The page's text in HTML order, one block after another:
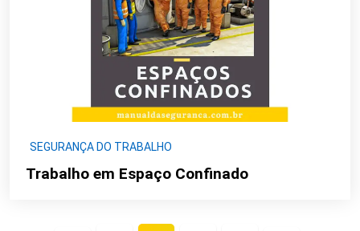
SEGURANÇA DO TRABALHO
Trabalho em Espaço Confinado